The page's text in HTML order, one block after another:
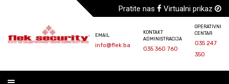
Pratite nas Virtualni prikaz
EMAIL
info@flek.ba
KONTAKT
ADMINISTRACIJA
035 360 760
OPERATIVNI
CENTAR
035 247
350